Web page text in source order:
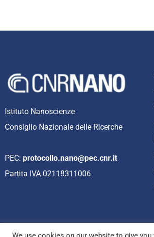
Istituto Nanoscienze
Consiglio Nazionale delle Ricerche
PEC: protocollo.nano@pec.cnr.it
Partita IVA 02118311006